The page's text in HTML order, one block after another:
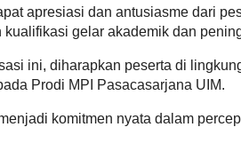
apresiasi dan antusiasme dari
kualifikasi gelar akademik dan
ini, diharapkan peserta di
Prodi MPI Pasacasarjana UIM.
komitmen nyata dalam